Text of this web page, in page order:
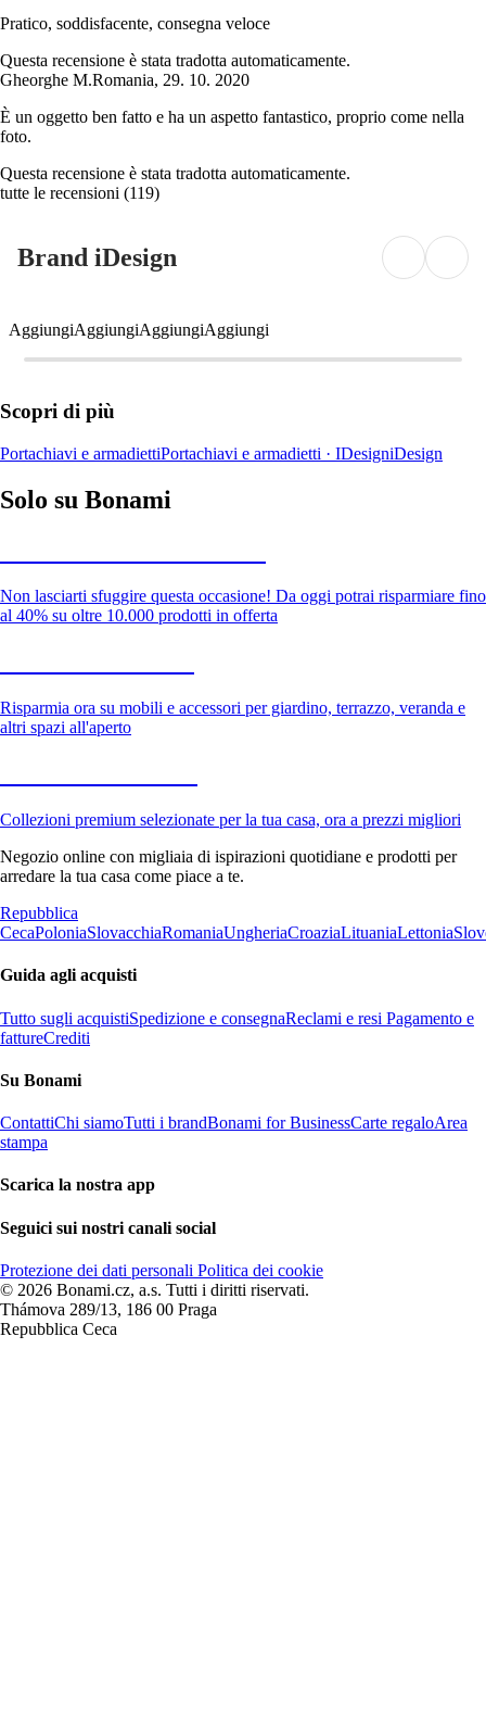
Pratico, soddisfacente, consegna veloce
Questa recensione è stata tradotta automaticamente.
Gheorghe M.Romania, 29. 10. 2020
È un oggetto ben fatto e ha un aspetto fantastico, proprio come nella
foto.
Questa recensione è stata tradotta automaticamente.
tutte le recensioni (119)
Brand iDesign
AggiungiAggiungiAggiungiAggiungi
Scopri di più
Portachiavi e armadiettiPortachiavi e armadietti · IDesigniDesign
Solo su Bonami
Non lasciarti sfuggire questa occasione! Da oggi potrai risparmiare fino
al 40% su oltre 10.000 prodotti in offerta
Risparmia ora su mobili e accessori per giardino, terrazzo, veranda e
altri spazi all'aperto
Collezioni premium selezionate per la tua casa, ora a prezzi migliori
Negozio online con migliaia di ispirazioni quotidiane e prodotti per
arredare la tua casa come piace a te.
Repubblica
CecaPoloniaSlovacchiaRomaniaUngheriaCroaziaLituaniaLettonia
Guida agli acquisti
Tutto sugli acquistiSpedizione e consegnaReclami e resi Pagamento e
fattureCrediti
Su Bonami
ContattiChi siamoTutti i brandBonami for BusinessCarte regaloArea
stampa
Scarica la nostra app
Seguici sui nostri canali social
Protezione dei dati personali Politica dei cookie
© 2026 Bonami.cz, a.s. Tutti i diritti riservati.
Thámova 289/13, 186 00 Praga
Repubblica Ceca